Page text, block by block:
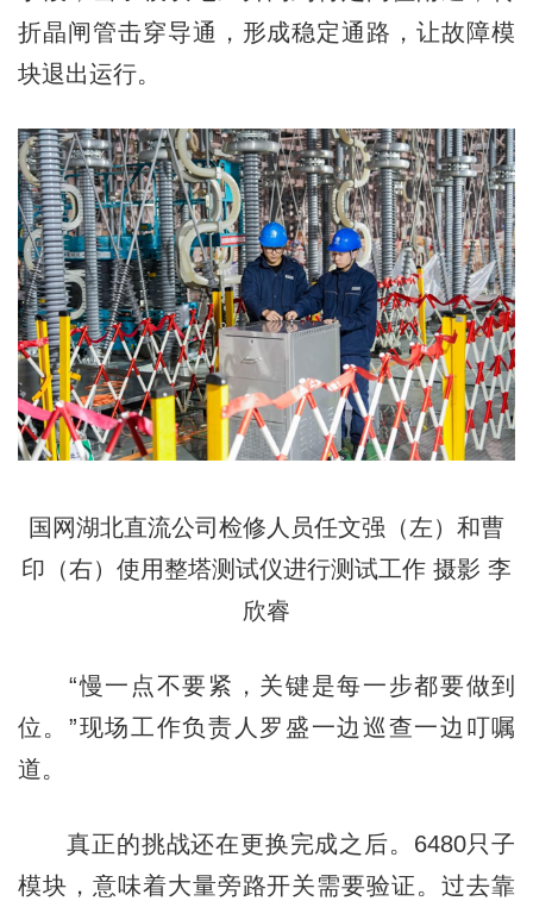
折晶闸管击穿导通，形成稳定通路，让故障模
块退出运行。
国网湖北直流公司检修人员任文强（左）和曹
印（右）使用整塔测试仪进行测试工作 摄影 李
欣睿
“慢一点不要紧，关键是每一步都要做到
位。”现场工作负责人罗盛一边巡查一边叮嘱
道。
真正的挑战还在更换完成之后。6480只子
模块，意味着大量旁路开关需要验证。过去靠